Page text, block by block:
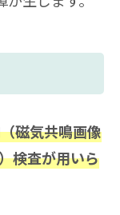
磁気共鳴画像
検査が用いら